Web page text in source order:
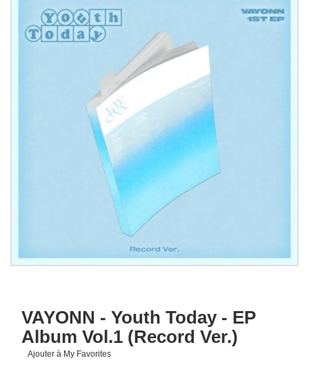
VAYONN - Youth Today - EP
Album Vol.1 (Record Ver.)
Ajouter à My Favorites